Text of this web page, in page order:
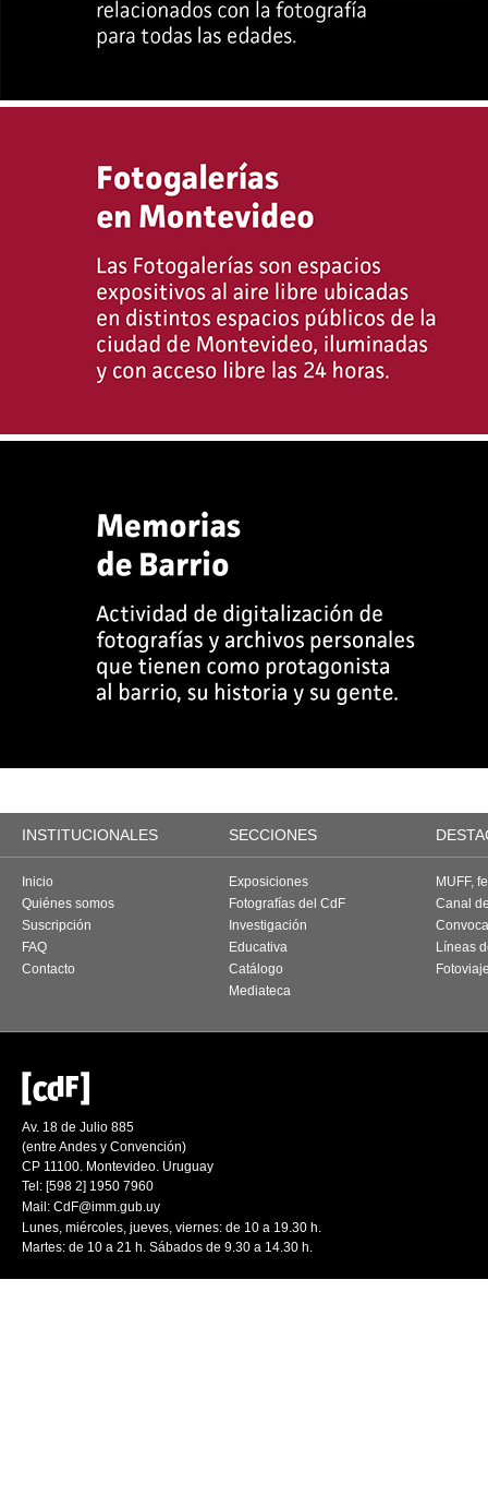
INSTITUCIONALES SECCIONES
Inicio
Quiénes somos
Suscripción
FAQ
Contacto
Exposiciones
Fotografías del CdF
Investigación
Educativa
Catálogo
Mediateca
MUFF,
Canal
Líneas
Av. 18 de Julio 885
(entre Andes y Convención)
CP 11100. Montevideo. Uruguay
Tel: [598 2] 1950 7960
Mail: CdF@imm.gub.uy
Lunes, miércoles, jueves, viernes: de 10 a 19.30 h.
Martes: de 10 a 21 h. Sábados de 9.30 a 14.30 h.